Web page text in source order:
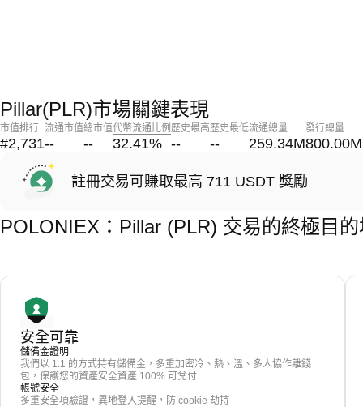
Pillar(PLR)市場關鍵表現
市值排行
#2,731
流通市值
--
總市值
--
代幣流通比例
32.41%
歷史最高
--
歷史最低
--
流通總量
259.34M
發行總量
800.00M
註冊交易可賺取最高 711 USDT 獎勵
POLONIEX：Pillar (PLR) 交易的終極目
安全可靠
儲備金證明
我們以 1:1 的方式持有儲備金，多重加密冷、熱、溫、多人協作離錢
包，保護您的資產安全資產 100% 可兌付
帳號安全
多重安全項驗證，異地登入提醒，防 cookie 劫持